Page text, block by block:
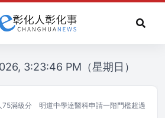
3:23:46 PM（星期日）
75滿級分 明道中學達醫科申請一階門檻超過